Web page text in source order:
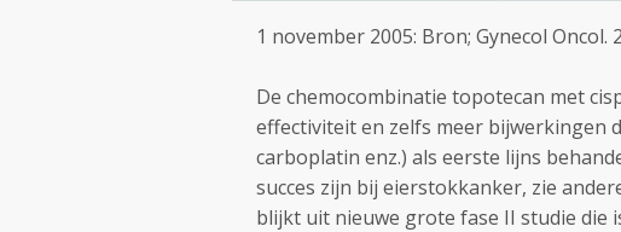
1 november 2005: Bron; Gynecol Oncol.
De chemocombinatie topotecan met
effectiviteit en zelfs meer bijwerkingen
carboplatin enz.) als eerste lijns
succes zijn bij eierstokkanker, zie
blijkt uit nieuwe grote fase II studie die